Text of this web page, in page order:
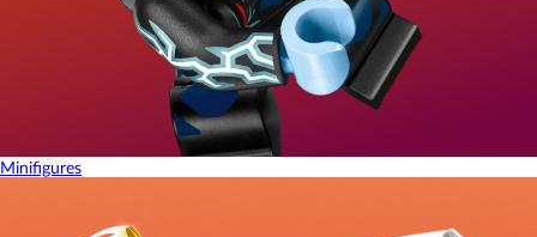
Minifigures